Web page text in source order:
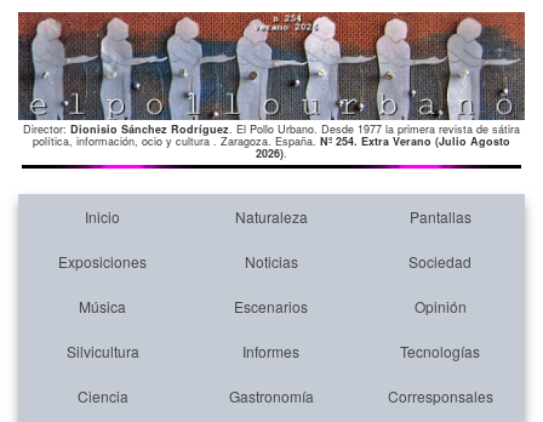
Director: Dionisio Sánchez Rodríguez. El Pollo Urbano. Desde 1977 la primera revista de sátira
política, información, ocio y cultura . Zaragoza. España. Nº 254. Extra Verano (Julio Agosto
2026).
Inicio Naturaleza Pantallas
Exposiciones Noticias Sociedad
Música Escenarios Opinión
Silvicultura Informes Tecnologías
Ciencia Gastronomía Corresponsales